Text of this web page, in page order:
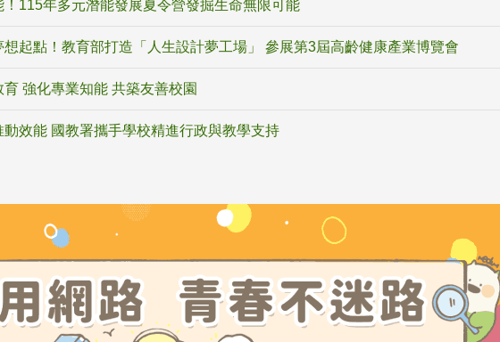
115年多元潛能發展夏令營發掘生命無限可能
起點！教育部打造「人生設計夢工場」 參展第3屆高齡健康產業博覽會
強化專業知能 共築友善校園
效能 國教署攜手學校精進行政與教學支持